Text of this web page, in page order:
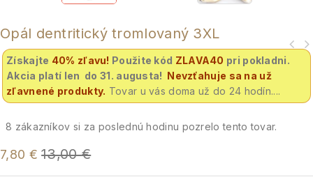
Opál dentritický tromlovaný 3XL
Získajte 40% zľavu! Použite kód ZLAVA40 pri pokladni.
Akcia platí len do 31. augusta! Nevzťahuje sa na už
zľavnené produkty. Tovar u vás doma už do 24 hodín....
8 zákazníkov si za poslednú hodinu pozrelo tento tovar.
7,80 € 13,00€